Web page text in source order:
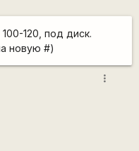
120, под диск.
новую #)
more_vert